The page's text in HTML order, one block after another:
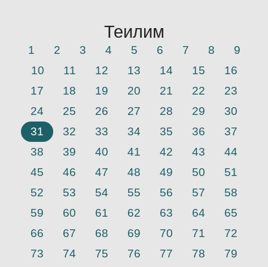
Теилим
1 2 3 4 5 6 7 8
9
10
11 12 13 14 15
16
17
18 19 20 21 22
23
24
25 26 27 28 29
30
31
32 33 34 35 36
37
38
39 40 41 42 43
44
45
46 47 48 49 50
51
52
53 54 55 56 57
58
59
60 61 62 63 64
65
66
67 68 69 70 71
72
73
74 75 76 77 78
79